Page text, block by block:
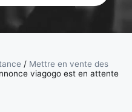
et
|
la
/ Mettre en vente des
viagogo est en attente